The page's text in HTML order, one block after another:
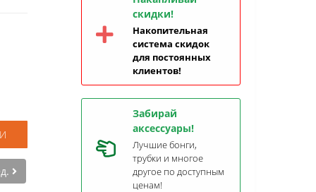
скидки!
Накопительная
система скидок
для постоянных
клиентов!
Забирай
аксессуары!
Лучшие бонги,
трубки и многое
другое по доступным
ценам!